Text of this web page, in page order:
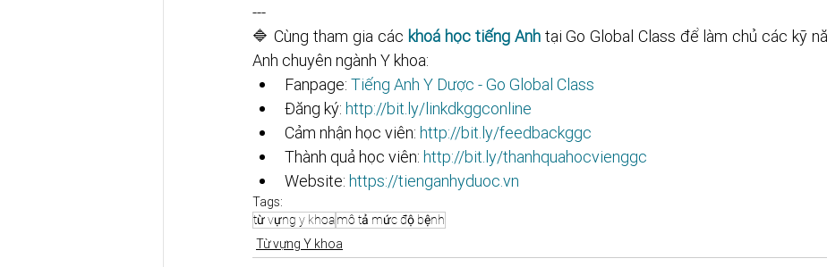
---
🔷 Cùng tham gia các khoá học tiếng Anh tại Go Global Class để làm chủ các kỹ
Anh chuyên ngành Y khoa:
Fanpage: Tiếng Anh Y Dược - Go Global Class
Đăng ký: http://bit.ly/linkdkggconline​​​​​​​​​​​
Cảm nhận học viên: http://bit.ly/feedbackggc​​​​​​​​​​​
Thành quả học viên: http://bit.ly/thanhquahocvienggc​​​​​
Website: https://tienganhyduoc.vn
Tags:
từ vựng y khoamô tả mức độ bệnh
Từ vựng Y khoa